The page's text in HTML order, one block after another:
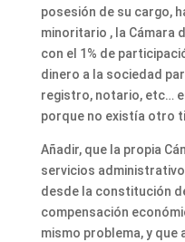
posesión de su cargo,
minoritario , la Cámara
con el 1% de
dinero a la sociedad
registro, notario, etc…
porque no existía otro
Añadir, que la propia
servicios
desde la constitución
compensación
mismo problema, y que